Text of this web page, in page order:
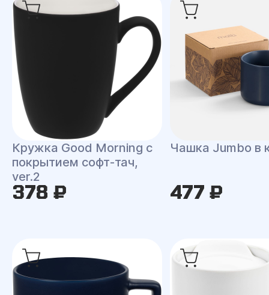
Кружка Good Morning с
покрытием софт-тач,
ver.2
378 ₽
Чашка Jumbo в
477 ₽